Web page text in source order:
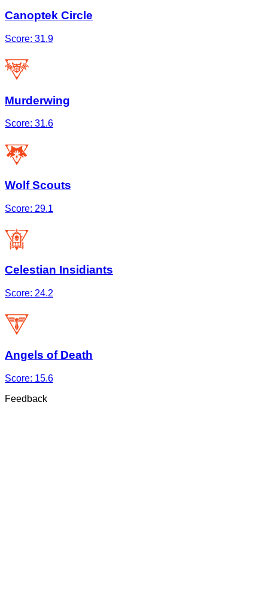
Canoptek Circle
Score: 31.9
Murderwing
Score: 31.6
Wolf Scouts
Score: 29.1
Celestian Insidiants
Score: 24.2
Angels of Death
Score: 15.6
Feedback